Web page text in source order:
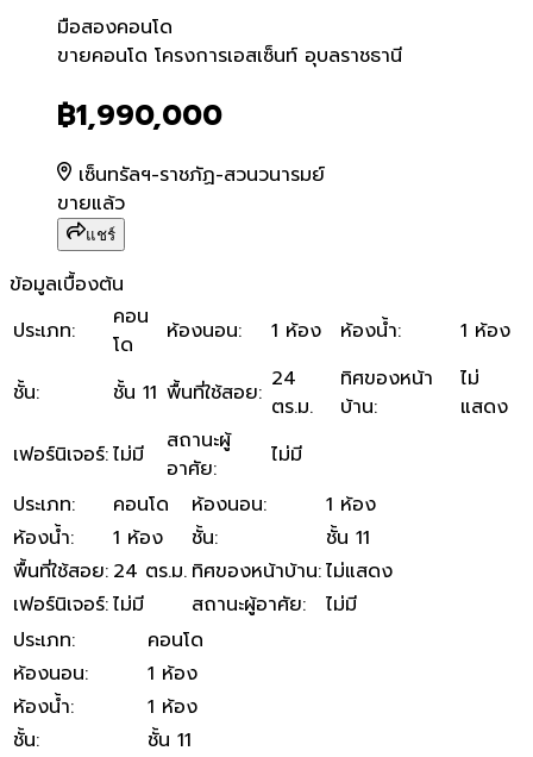
มือสองคอนโด
ขายคอนโด โครงการเอสเซ็น
ขายคอนโด โครงการเอสเซ็นท์ อุบลราชธานี
฿1,990,000
เซ็นทรัลฯ-ราชภัฏ-สวนวนารมย์
ขายแล้ว
แชร์
ข้อมูลเบื้องต้น
ประเภท:
คอน
โด
ห้องนอน: 1 ห้อง ห้องน้ำ: 1 ห้อง
ชั้น: ชั้น 11 พื้นที่ใช้สอย: 24
ตร.ม.
ทิศของหน้า
บ้าน:
ไม่
แสดง
เฟอร์นิเจอร์:ไม่มี
สถานะผู้
อาศัย:
ไม่มี
ประเภท: คอนโด ห้องนอน:
1 ห้อง
ห้องน้ำ: 1 ห้อง ชั้น:
ชั้น 11
พื้นที่ใช้สอย: 24 ตร.ม. ทิศของหน้าบ้าน:ไม่แสดง
เฟอร์นิเจอร์:ไม่มี สถานะผู้อาศัย:
ไม่มี
ประเภท:
คอนโด
ห้องนอน:
1 ห้อง
ห้องน้ำ:
1 ห้อง
ชั้น:
ชั้น 11